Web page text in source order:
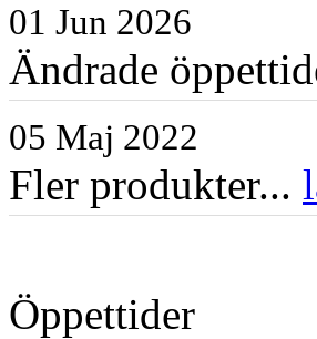
01 Jun 2026
Ändrade
05 Maj 2022
Fler produkter...
Öppettider